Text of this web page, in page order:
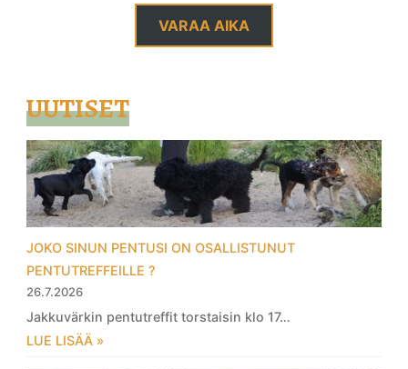
VARAA AIKA
UUTISET
JOKO SINUN PENTUSI ON OSALLISTUNUT
PENTUTREFFEILLE ?
26.7.2026
Jakkuvärkin pentutreffit torstaisin klo 17…
LUE LISÄÄ »